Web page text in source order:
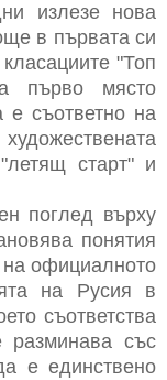
излезе нова
в първата си
"Топ
първо място
е съответно на
старт" и
поглед върху
понятия
на официалното
на Русия в
съответства
със
е единствено